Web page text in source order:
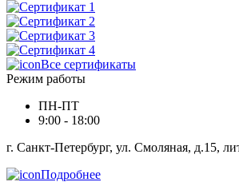
Все сертификаты
Режим работы
ПН-ПТ
9:00 - 18:00
г. Санкт-Петербург, ул. Смоляная, д.15,
Подробнее